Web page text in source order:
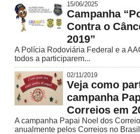
15/06/2025
Campanha
Contra o
2019”
A Polícia Rodoviária Federal e a
todos a participarem...
02/11/2019
Veja como
campanha
Correios em
A campanha Papai Noel dos
anualmente pelos Correios no